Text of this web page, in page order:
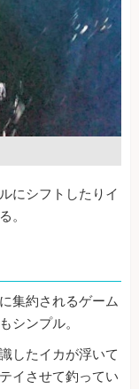
にシフトしたりイ
。
集約されるゲーム
シンプル。
したイカが浮いて
イさせて釣ってい